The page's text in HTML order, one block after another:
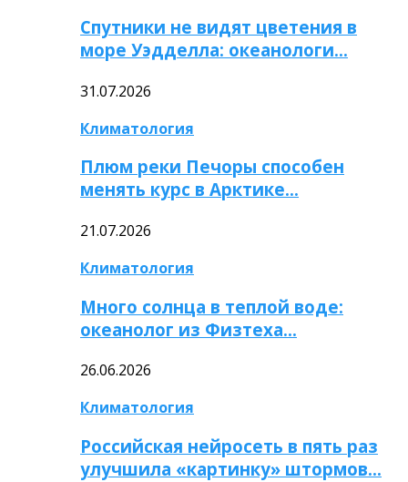
Спутники не видят цветения в
море Уэдделла: океанологи…
31.07.2026
Климатология
Плюм реки Печоры способен
менять курс в Арктике…
21.07.2026
Климатология
Много солнца в теплой воде:
океанолог из Физтеха…
26.06.2026
Климатология
Российская нейросеть в пять раз
улучшила «картинку» штормов…